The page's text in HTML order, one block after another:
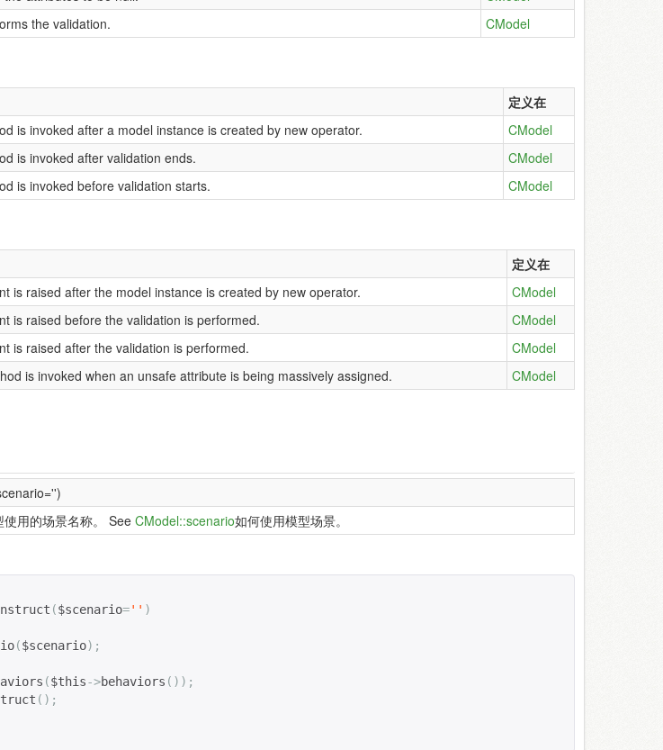
the validation. CModel
定义在
is invoked after a model instance is created by new operator.
CModel
is invoked after validation ends.
CModel
is invoked before validation starts. CModel
定义在
is raised after the model instance is created by new operator.
CModel
is raised before the validation is performed.
CModel
is raised after the validation is performed.
CModel
is invoked when an unsafe attribute is being massively assigned. CModel
使用的场景名称。 See CModel::scenario如何使用模型场景。
($scenario='' )
($scenario);
($this->behaviors ());
();